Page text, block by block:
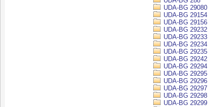
UDA-BG 29080
UDA-BG 29154
UDA-BG 29156
UDA-BG 29232
UDA-BG 29233
UDA-BG 29234
UDA-BG 29235
UDA-BG 29242
UDA-BG 29294
UDA-BG 29295
UDA-BG 29296
UDA-BG 29297
UDA-BG 29298
UDA-BG 29299